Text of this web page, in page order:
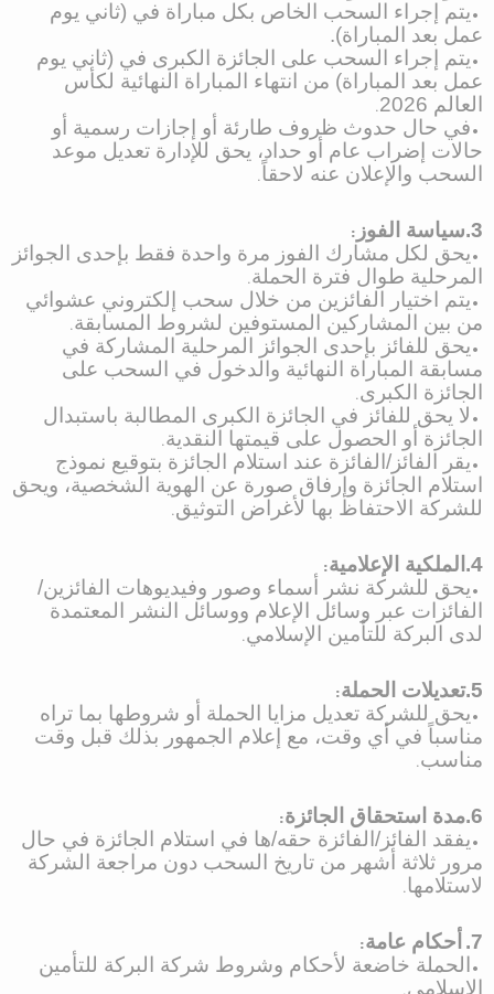
•يتم إجراء السحب الخاص بكل مباراة في (ثاني يوم
عمل بعد المباراة).
•يتم إجراء السحب على الجائزة الكبرى في (ثاني يوم
عمل بعد المباراة) من انتهاء المباراة النهائية لكأس
العالم 2026
.
•في حال حدوث ظروف طارئة أو إجازات رسمية أو
حالات إضراب عام أو حداد، يحق للإدارة تعديل موعد
السحب والإعلان عنه لاحقاً.
3.سياسة الفوز
:
•يحق لكل مشارك الفوز مرة واحدة فقط بإحدى الجوائز
المرحلية طوال فترة الحملة.
•يتم اختيار الفائزين من خلال سحب إلكتروني عشوائي
من بين المشاركين المستوفين لشروط المسابقة.
•يحق للفائز بإحدى الجوائز المرحلية المشاركة في
مسابقة المباراة النهائية والدخول في السحب على
الجائزة الكبرى.
•لا يحق للفائز في الجائزة الكبرى المطالبة باستبدال
الجائزة أو الحصول على قيمتها النقدية.
•يقر الفائز/الفائزة عند استلام الجائزة بتوقيع نموذج
استلام الجائزة وإرفاق صورة عن الهوية الشخصية، ويحق
للشركة الاحتفاظ بها لأغراض التوثيق.
4.الملكية الإعلامية
:
•يحق للشركة نشر أسماء وصور وفيديوهات الفائزين/
الفائزات عبر وسائل الإعلام ووسائل النشر المعتمدة
لدى البركة للتأمين الإسلامي.
5.تعديلات الحملة
:
•يحق للشركة تعديل مزايا الحملة أو شروطها بما تراه
مناسباً في أي وقت، مع إعلام الجمهور بذلك قبل وقت
مناسب.
6.مدة استحقاق الجائزة
:
•يفقد الفائز/الفائزة حقه/ها في استلام الجائزة في حال
مرور ثلاثة أشهر من تاريخ السحب دون مراجعة الشركة
لاستلامها.
7. أحكام عامة:
• الحملة خاضعة لأحكام وشروط شركة البركة للتأمين
الإسلامي.